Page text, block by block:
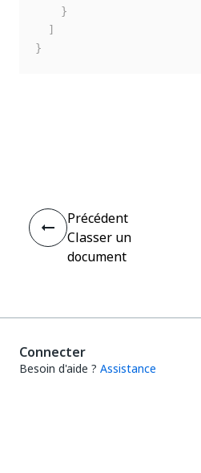
}
]
}
Précédent
Classer un
document
Connecter
Besoin d'aide ? Assistance